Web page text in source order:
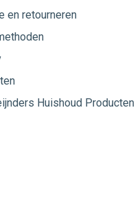
en retourneren
Huishoud Producten